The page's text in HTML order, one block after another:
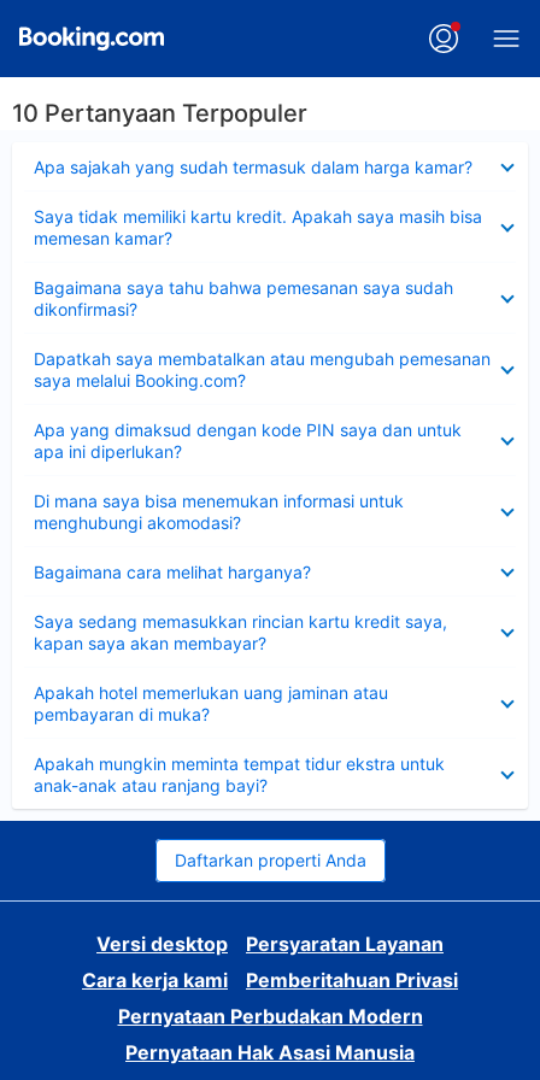
10 Pertanyaan Terpopuler
Apa sajakah yang sudah termasuk dalam harga kamar?
Saya tidak memiliki kartu kredit. Apakah saya masih bisa
memesan kamar?
Bagaimana saya tahu bahwa pemesanan saya sudah
dikonfirmasi?
Dapatkah saya membatalkan atau mengubah pemesanan
saya melalui Booking.com?
Apa yang dimaksud dengan kode PIN saya dan untuk
apa ini diperlukan?
Di mana saya bisa menemukan informasi untuk
menghubungi akomodasi?
Bagaimana cara melihat harganya?
Saya sedang memasukkan rincian kartu kredit saya,
kapan saya akan membayar?
Apakah hotel memerlukan uang jaminan atau
pembayaran di muka?
Apakah mungkin meminta tempat tidur ekstra untuk
anak-anak atau ranjang bayi?
Daftarkan properti Anda
Versi desktop
Persyaratan Layanan
Cara kerja kami
Pemberitahuan Privasi
Pernyataan Perbudakan Modern
Pernyataan Hak Asasi Manusia